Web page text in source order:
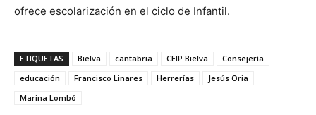
ofrece escolarización en el ciclo de Infantil.
ETIQUETAS Bielva cantabria CEIP Bielva
Consejería
educación
Francisco Linares Herrerías
Jesús Oria
Marina Lombó